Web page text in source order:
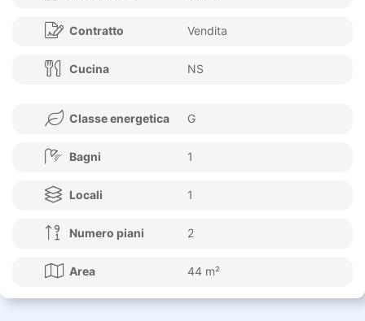
Contratto Vendita
Cucina NS
Classe energetica G
Bagni 1
Locali 1
Numero piani 2
Area 44 m²